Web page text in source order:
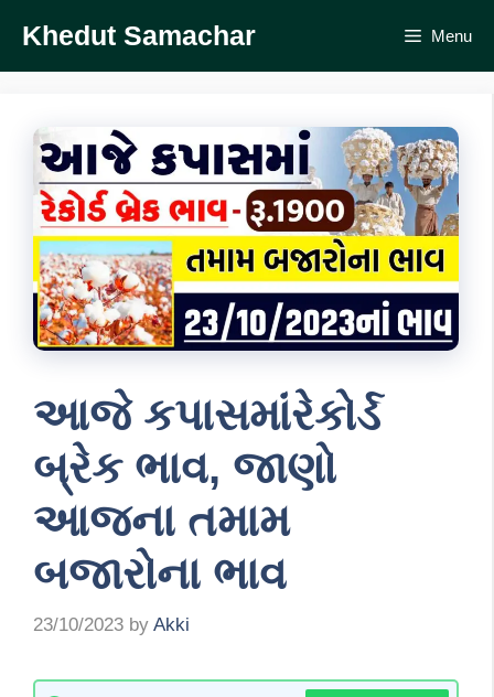
content
Khedut Samachar Menu
આજે કપાસમાંંરેકોર્ડ
બ્રેક ભાવ, જાણો
આજના તમામ
બજારોના ભાવ
23/10/2023 by Akki